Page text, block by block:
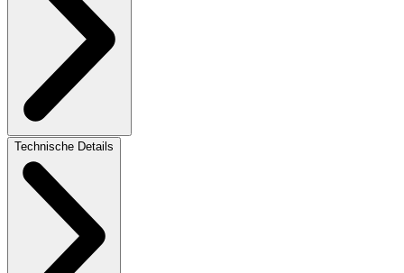
Technische Details